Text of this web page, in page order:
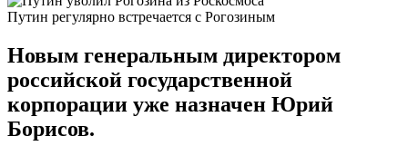
Путин регулярно встречается с Рогозиным
Новым генеральным директором
российской государственной
корпорации уже назначен Юрий
Борисов.